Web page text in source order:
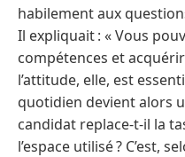
habilement aux
Il expliquait : « Vous
compétences et
l’attitude, elle, est
quotidien devient alors
candidat replace-t-il la
l’espace utilisé ? C’est,